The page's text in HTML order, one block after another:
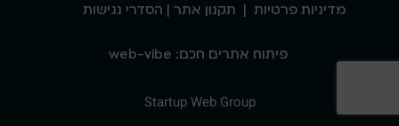
מדיניות פרטיות | תקנון אתר | הסדרי נגישות
פיתוח אתרים חכם: web-vibe
Startup Web Group